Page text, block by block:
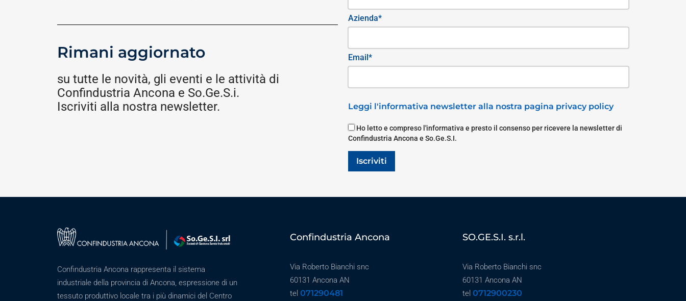
Rimani aggiornato
su tutte le novità, gli eventi e le attività di
Confindustria Ancona e So.Ge.S.i.
Iscriviti alla nostra newsletter.
Azienda*
Email*
Leggi l'informativa newsletter alla nostra pagina privacy policy
Ho letto e compreso l'informativa e presto il consenso per ricevere la newsletter di
Confindustria Ancona e So.Ge.S.I.
Iscriviti
Confindustria Ancona rappresenta il sistema
industriale della provincia di Ancona, espressione di un
tessuto produttivo locale tra i più dinamici del Centro
Confindustria Ancona
Via Roberto Bianchi snc
60131 Ancona AN
tel 071290481
SO.GE.S.I. s.r.l.
Via Roberto Bianchi snc
60131 Ancona AN
tel 0712900230